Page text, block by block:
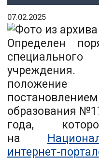
07.02.2025
Определен
учреждения.
образования
года,
на
интернет-